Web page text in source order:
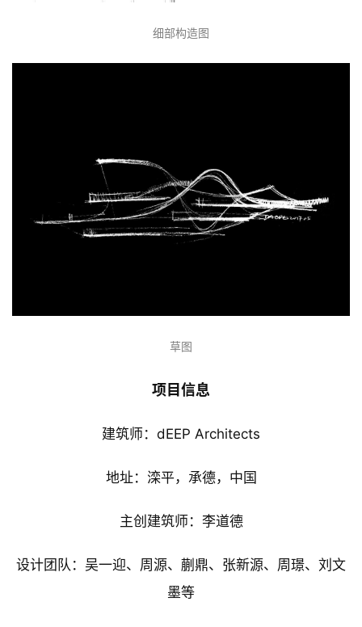
细部构造图
草图
项目信息
建筑师：dEEP Architects
地址：滦平，承德，中国
主创建筑师：李道德
设计团队：吴一迎、周源、蒯鼎、张新源、周璟、刘文
墨等